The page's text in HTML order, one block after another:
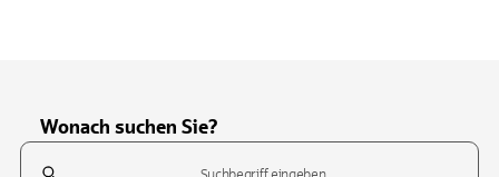
Wonach suchen Sie?
Suchfeld